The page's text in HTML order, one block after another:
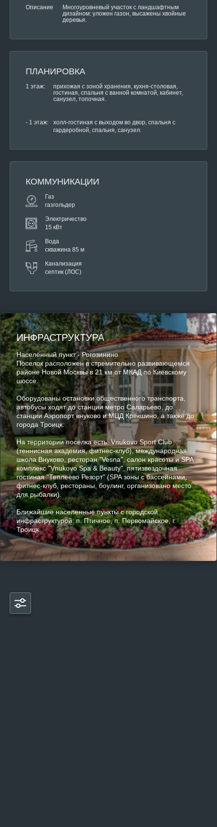
Описание
Многоуровневый участок с ландшафтным
дизайном: уложен газон, высажены хвойные
деревья.
ПЛАНИРОВКА
1 этаж:
прихожая с зоной хранения, кухня-столовая,
гостиная, спальня с ванной комнатой, кабинет,
санузел, топочная.
- 1 этаж:
холл-гостиная с выходом во двор, спальня с
гардеробной, спальня, санузел.
КОММУНИКАЦИИ
Газ
газгольдер
Электричество
15 кВт
Вода
скважина 85 м
Канализация
септик (ЛОС)
ИНФРАСТРУКТУРА
Населённый пункт - Рогозинино
Поселок расположен в стремительно развивающемся
районе Новой Москвы в 21 км от МКАД по Киевскому
шоссе.
Оборудованы остановки общественного транспорта,
автобусы ходят до станции метро Саларьево, до
станции Аэропорт внуково и МЦД Крекшино, а также до
города Троицк.
На территории поселка есть: Vnukovo Sport Club
(теннисная академия, фитнес-клуб), международная
школа Внуково, ресторан "Vesna", салон красоты и SPA
комплекс "Vnukovo Sра & Beauty", пятизвездочная
гостиная "Теплеево Резорт" (SPA зоны с бассейнами,
фитнес-клуб, рестораны, боулинг, организовано место
для рыбалки).
Ближайшие населенные пункты с городской
инфраструктурой: п. Птичное, п. Первомайское, г.
Троицк.